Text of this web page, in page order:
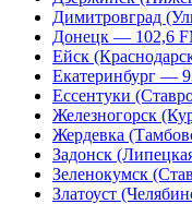
Димитровград
Донецк — 102,6
Ейск
Екатеринбург —
Ессентуки
Железногорск
Жердевка
Задонск
Зеленокумск
Златоуст